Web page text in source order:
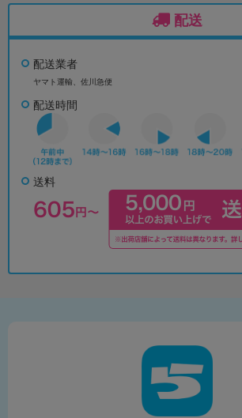
配送
配送業者
ヤマト運輸、佐川急便
配送時間
送料